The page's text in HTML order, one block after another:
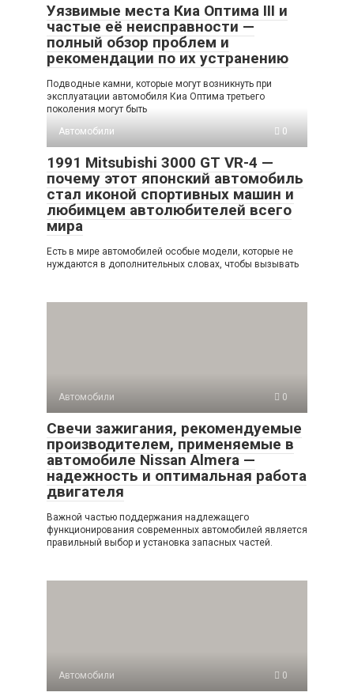
Уязвимые места Киа Оптима III и
частые её неисправности —
полный обзор проблем и
рекомендации по их устранению
Подводные камни, которые могут возникнуть при
эксплуатации автомобиля Киа Оптима третьего
поколения могут быть
Автомобили
0
1991 Mitsubishi 3000 GT VR-4 —
почему этот японский автомобиль
стал иконой спортивных машин и
любимцем автолюбителей всего
мира
Есть в мире автомобилей особые модели, которые не
нуждаются в дополнительных словах, чтобы вызывать
Автомобили 0
Свечи зажигания, рекомендуемые
производителем, применяемые в
автомобиле Nissan Almera —
надежность и оптимальная работа
двигателя
Важной частью поддержания надлежащего
функционирования современных автомобилей является
правильный выбор и установка запасных частей.
Автомобили 0